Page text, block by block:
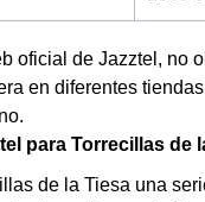
oficial de Jazztel, no
en diferentes
para Torrecillas de
de la Tiesa una